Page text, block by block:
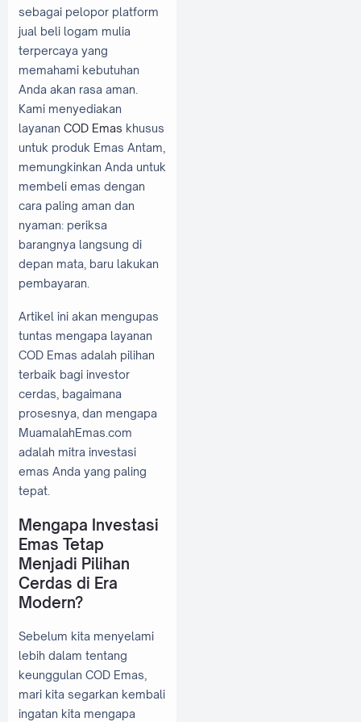
sebagai pelopor platform
jual beli logam mulia
terpercaya yang
memahami kebutuhan
Anda akan rasa aman.
Kami menyediakan
layanan COD Emas khusus
untuk produk Emas Antam,
memungkinkan Anda untuk
membeli emas dengan
cara paling aman dan
nyaman: periksa
barangnya langsung di
depan mata, baru lakukan
pembayaran.
Artikel ini akan mengupas
tuntas mengapa layanan
COD Emas adalah pilihan
terbaik bagi investor
cerdas, bagaimana
prosesnya, dan mengapa
MuamalahEmas.com
adalah mitra investasi
emas Anda yang paling
tepat.
Mengapa Investasi
Emas Tetap
Menjadi Pilihan
Cerdas di Era
Modern?
Sebelum kita menyelami
lebih dalam tentang
keunggulan COD Emas,
mari kita segarkan kembali
ingatan kita mengapa